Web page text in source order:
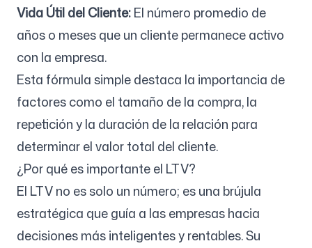
Vida Útil del Cliente:El número promedio de
años o meses que un cliente permanece activo
con la empresa.
Esta fórmula simple destaca la importancia de
factores como el tamaño de la compra, la
repetición y la duración de la relación para
determinar el valor total del cliente.
¿Por qué es importante el LTV?
El LTV no es solo un número; es una brújula
estratégica que guía a las empresas hacia
decisiones más inteligentes y rentables. Su